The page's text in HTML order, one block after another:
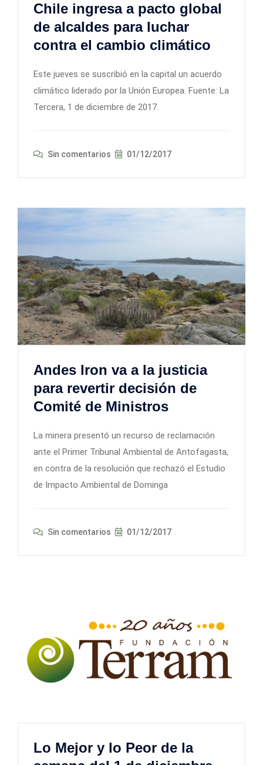
Chile ingresa a pacto global
de alcaldes para luchar
contra el cambio climático
Este jueves se suscribió en la capital un acuerdo
climático liderado por la Unión Europea. Fuente: La
Tercera, 1 de diciembre de 2017.
Sin comentarios 01/12/2017
Andes Iron va a la justicia
para revertir decisión de
Comité de Ministros
La minera presentó un recurso de reclamación
ante el Primer Tribunal Ambiental de Antofagasta,
en contra de la resolución que rechazó el Estudio
de Impacto Ambiental de Dominga
Sin comentarios 01/12/2017
Lo Mejor y lo Peor de la